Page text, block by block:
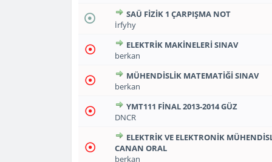
SAÜ FIZIK 1 ÇARPIŞMA NOT
İrfyhy
0 Oy(lar) - Ortalama 5
ELEKTRIK MAKINELERI SINAV
berkan
0 Oy(lar) - Ortalama 5
MÜHENDISLIK MATEMATIĞI SINAV
berkan
0 Oy(lar) - Ortalama 5
YMT111 FİNAL 2013-2014 GÜZ
DNCR
0 Oy(lar) - Ortalama 5
ELEKTRIK VE ELEKTRONIK
CANAN ORAL
berkan